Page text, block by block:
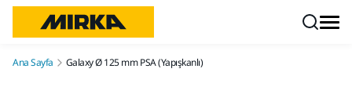
Ana Sayfa Galaxy Ø 125 mm PSA (Yapışkanlı)